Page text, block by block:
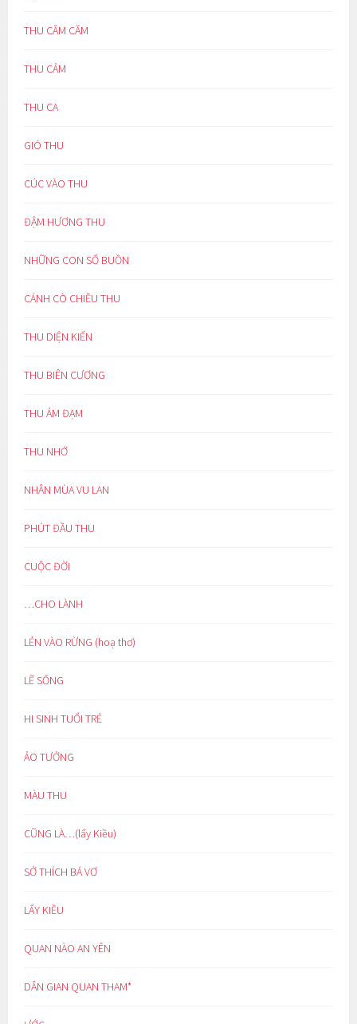
THU CĂM CĂM
THU CẢM
THU CA
GIÓ THU
CÚC VÀO THU
ĐẬM HƯƠNG THU
NHỮNG CON SỐ BUỒN
CÁNH CÒ CHIỀU THU
THU DIỆN KIẾN
THU BIÊN CƯƠNG
THU ẢM ĐẠM
THU NHỚ
NHÂN MÙA VU LAN
PHÚT ĐẦU THU
CUỘC ĐỜI
…CHO LÀNH
LẺN VÀO RỪNG (hoạ thơ)
LẼ SỐNG
HI SINH TUỔI TRẺ
ẢO TƯỞNG
MÀU THU
CŨNG LÀ…(lẩy Kiều)
SỞ THÍCH BÁ VƠ
LẨY KIỀU
QUAN NÀO AN YÊN
DÂN GIAN QUAN THAM*